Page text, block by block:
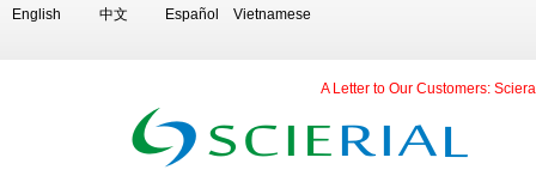
English 中文 Español Vietnamese
A Letter to Our Customers: